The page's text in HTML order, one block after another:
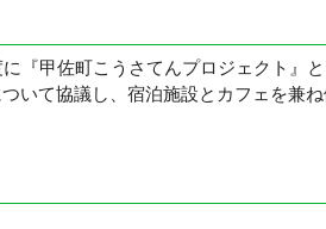
『甲佐町こうさてんプロジェクト』
いて協議し、宿泊施設とカフェを兼